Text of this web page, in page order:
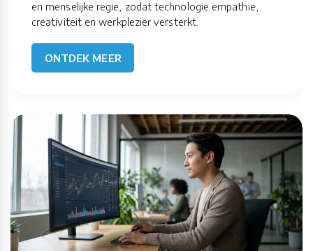
en menselijke regie, zodat technologie empathie,
creativiteit en werkplezier versterkt.
ONTDEK MEER